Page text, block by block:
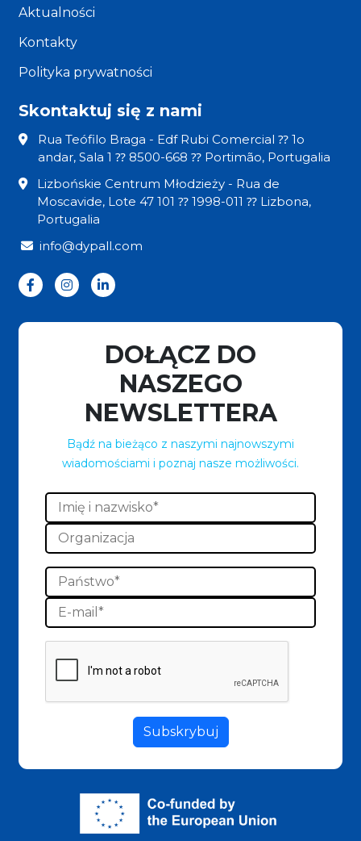
Aktualności
Kontakty
Polityka prywatności
Skontaktuj się z nami
Rua Teófilo Braga - Edf Rubi Comercial ⁇ 1o
andar, Sala 1 ⁇ 8500-668 ⁇ Portimão, Portugalia
Lizbońskie Centrum Młodzieży - Rua de
Moscavide, Lote 47 101 ⁇ 1998-011 ⁇ Lizbona,
Portugalia
info@dypall.com
DOŁĄCZ DO
NASZEGO
NEWSLETTERA
Bądź na bieżąco z naszymi najnowszymi
wiadomościami i poznaj nasze możliwości.